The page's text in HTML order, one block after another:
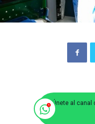
Únete al canal